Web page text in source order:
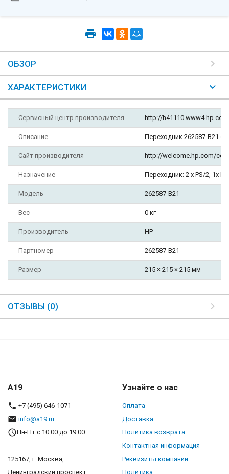
ОБЗОР
ХАРАКТЕРИСТИКИ
Сервисный центр производителя http://
Описание Переходник 262587-B21 от
Сайт производителя http://welcome.hp.com/
Назначение Переходник: 2 x PS/2, 1x
Модель 262587-B21
Вес 0 кг
Производитель HP
Партномер 262587-B21
Размер 215 × 215 × 215 мм
ОТЗЫВЫ (0)
A19
+7 (495) 646-1071
info@a19.ru
Пн-Пт с 10:00 до 19:00
125167, г. Москва,
Ленинградский проспект,
Узнайте о нас
Оплата
Доставка
Политика возврата
Контактная информация
Реквизиты компании
Политика